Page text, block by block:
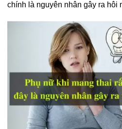
chính là nguyên nhân gây ra hôi